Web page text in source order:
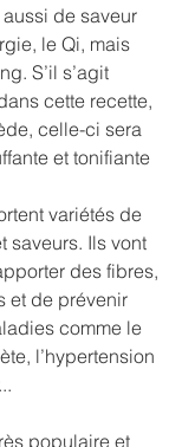
de saveur
le Qi, mais
S’il s’agit
cette recette,
celle-ci sera
et tonifiante
variétés de
saveurs. Ils vont
des fibres,
et de prévenir
comme le
l’hypertension
populaire et